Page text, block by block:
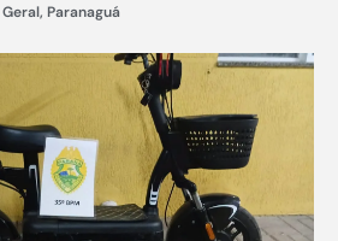
Geral, Paranaguá